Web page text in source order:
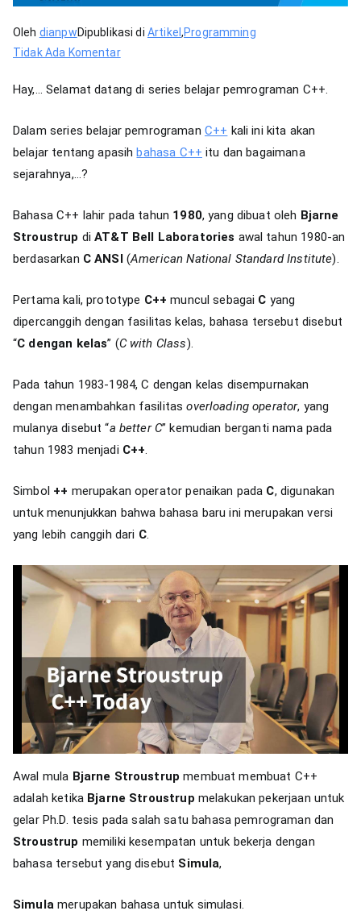
Oleh dianpwDipublikasi di Artikel ,Programming
Tidak Ada Komentarpada
dengan
C++
Hay,… Selamat datang di series belajar pemrograman C++.
Dalam series belajar pemrograman C++ kali ini kita akan
belajar tentang apasihbahasa C++ itu dan bagaimana
sejarahnya,…?
Bahasa C++ lahir pada tahun 1980, yang dibuat oleh Bjarne
Stroustrup diAT&T Bell Laboratories awal tahun 1980-an
berdasarkan C ANSI(American National Standard Institute).
Pertama kali, prototype C++ muncul sebagai C yang
dipercanggih dengan fasilitas kelas, bahasa tersebut disebut
“C dengan kelas” (C with Class).
Pada tahun 1983-1984, C dengan kelas disempurnakan
dengan menambahkan fasilitasoverloading operator, yang
mulanya disebut “a better C” kemudian berganti nama pada
tahun 1983 menjadi C++.
Simbol ++ merupakan operator penaikan pada C, digunakan
untuk menunjukkan bahwa bahasa baru ini merupakan versi
yang lebih canggih dari C.
Awal mula Bjarne Stroustrup membuat membuat C++
adalah ketika Bjarne Stroustrup melakukan pekerjaan untuk
gelar Ph.D. tesis pada salah satu bahasa pemrograman dan
Stroustrup memiliki kesempatan untuk bekerja dengan
bahasa tersebut yang disebut Simula,
Simulamerupakan bahasa untuk simulasi.